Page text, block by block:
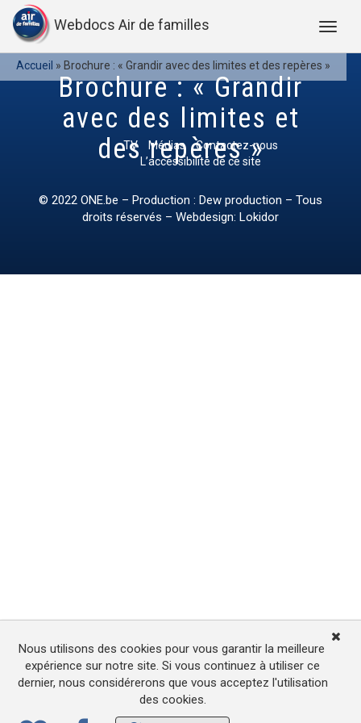
Webdocs Air de familles
Accueil » Brochure : « Grandir avec des limites et des repères »
Brochure : « Grandir
avec des limites et
des repères »
TV Médias
Contactez-nous
L’accessibilité de ce site
© 2022 ONE.be – Production : Dew production – Tous
droits réservés – Webdesign: Lokidor
Nous utilisons des cookies pour vous garantir la meilleure
expérience sur notre site. Si vous continuez à utiliser ce
dernier, nous considérerons que vous acceptez l'utilisation
des cookies.